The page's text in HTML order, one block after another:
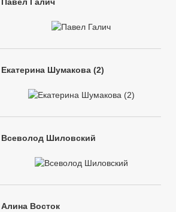
Екатерина Шумакова (2)
Всеволод Шиловский
Алина Восток